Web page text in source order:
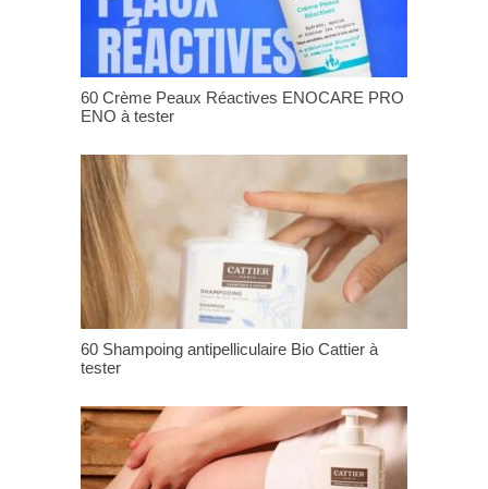
60 Crème Peaux Réactives ENOCARE PRO
ENO à tester
60 Shampoing antipelliculaire Bio Cattier à
tester